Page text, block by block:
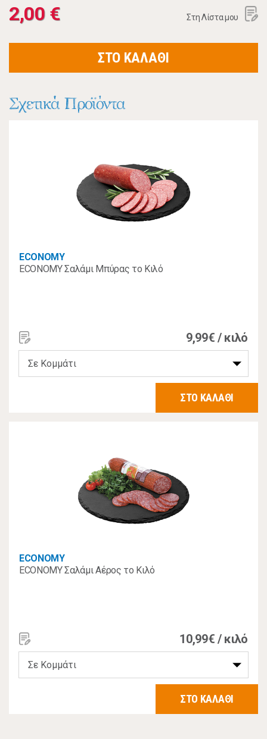
2,00 € Στη Λίστα μου
ΣΤΟ ΚΑΛΑΘΙ
Σχετικά Προϊόντα
ECONOMY
ECONOMY Σαλάμι Μπύρας το Κιλό
9,99€ / κιλό
ΣΤΟ ΚΑΛΑΘΙ
ECONOMY
ECONOMY Σαλάμι Αέρος το Κιλό
10,99€ / κιλό
ΣΤΟ ΚΑΛΑΘΙ